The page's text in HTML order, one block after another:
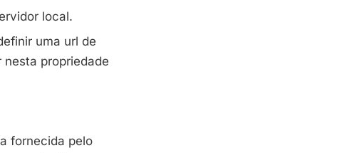
local.
uma url de
nesta propriedade
fornecida pelo